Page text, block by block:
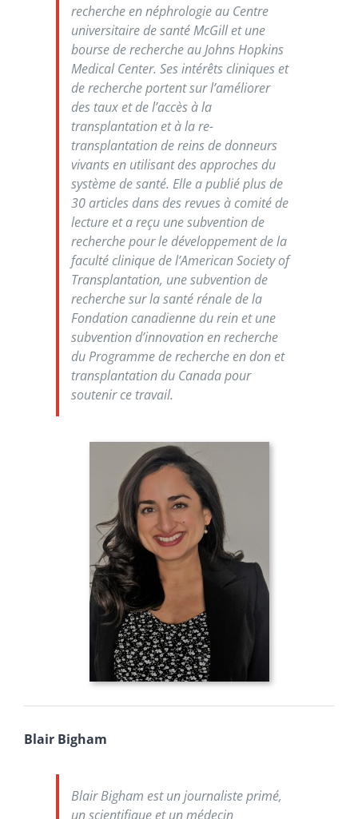
recherche en néphrologie au Centre
universitaire de santé McGill et une
bourse de recherche au Johns Hopkins
Medical Center. Ses intérêts cliniques et
de recherche portent sur l’améliorer
des taux et de l’accès à la
transplantation et à la re-
transplantation de reins de donneurs
vivants en utilisant des approches du
système de santé. Elle a publié plus de
30 articles dans des revues à comité de
lecture et a reçu une subvention de
recherche pour le développement de la
faculté clinique de l’American Society of
Transplantation, une subvention de
recherche sur la santé rénale de la
Fondation canadienne du rein et une
subvention d’innovation en recherche
du Programme de recherche en don et
transplantation du Canada pour
soutenir ce travail.
Blair Bigham
Blair Bigham est un journaliste primé,
un scientifique et un médecin